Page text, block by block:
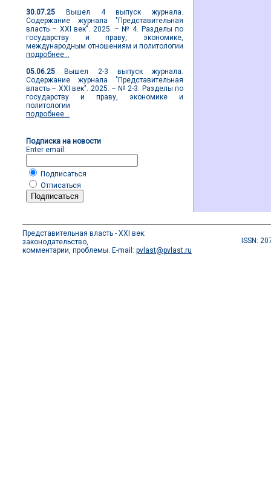
30.07.25 Вышел 4 выпуск журнала.
Содержание журнала "Представительная
власть – XXI век". 2025. – № 4. Разделы по
государству и праву, экономике,
международным отношениям и политологии
подробнее...
05.06.25 Вышел 2-3 выпуск журнала.
Содержание журнала "Представительная
власть – XXI век". 2025. – № 2-3. Разделы по
государству и праву, экономике и
политологии
подробнее...
Подписка на новости
Enter email:
Подписаться
Отписаться
Представительная власть - XXI век:
законодательство,
комментарии, проблемы. E-mail: pvlast@pvlast.ru
ISSN: